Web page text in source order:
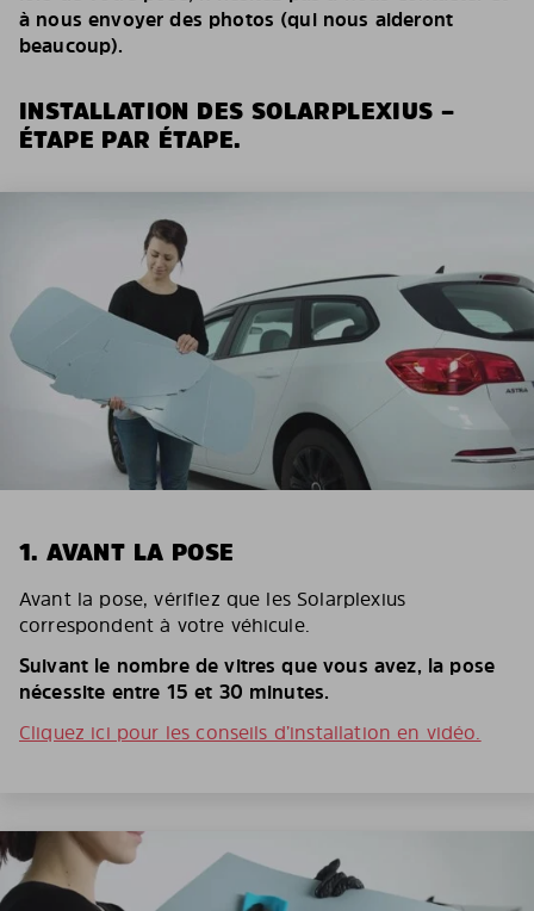
à nous envoyer des photos (qui nous aideront
beaucoup).
INSTALLATION DES SOLARPLEXIUS –
ÉTAPE PAR ÉTAPE.
1. AVANT LA POSE
Avant la pose, vérifiez que les Solarplexius
correspondent à votre véhicule.
Suivant le nombre de vitres que vous avez, la pose
nécessite entre 15 et 30 minutes.
Cliquez ici pour les conseils d’installation en vidéo.